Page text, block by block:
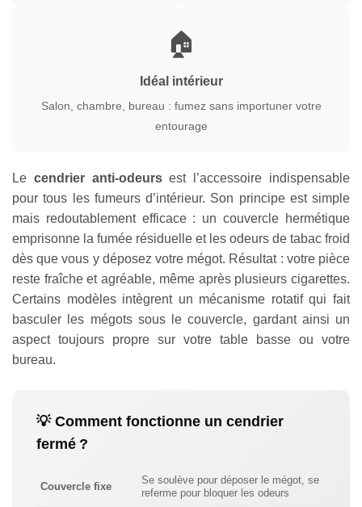
🏠
Idéal intérieur
Salon, chambre, bureau : fumez sans importuner votre
entourage
Le cendrier anti-odeursest l’accessoire indispensable
pour tous les fumeurs d’intérieur. Son principe est simple
mais redoutablement efficace : un couvercle hermétique
emprisonne la fumée résiduelle et les odeurs de tabac froid
dès que vous y déposez votre mégot. Résultat : votre pièce
reste fraîche et agréable, même après plusieurs cigarettes.
Certains modèles intègrent un mécanisme rotatif qui fait
basculer les mégots sous le couvercle, gardant ainsi un
aspect toujours propre sur votre table basse ou votre
bureau.
💡 Comment fonctionne un cendrier
fermé ?
Couvercle fixe
Se soulève pour déposer le mégot, se
referme pour bloquer les odeurs